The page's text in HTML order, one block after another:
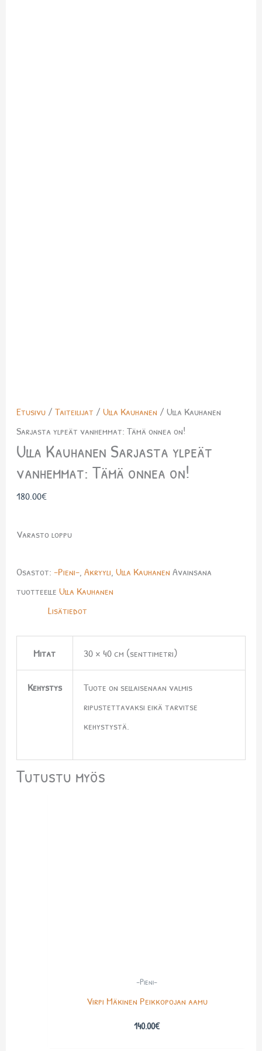
Etusivu/ Taiteilijat / Ulla Kauhanen / Ulla Kauhanen
Sarjasta ylpeät vanhemmat: Tämä onnea on!
Ulla Kauhanen Sarjasta ylpeät
vanhemmat: Tämä onnea on!
180.00€
Varasto loppu
Osastot: -Pieni-, Akryyli, Ulla Kauhanen Avainsana
tuotteelle Ulla Kauhanen
Lisätiedot
Mitat 30 × 40 cm (senttimetri)
Kehystys
Tuote on sellaisenaan valmis
ripustettavaksi eikä tarvitse
kehystystä.
Tutustu myös
-Pieni-
Virpi Mäkinen Peikkopojan aamu
140.00€